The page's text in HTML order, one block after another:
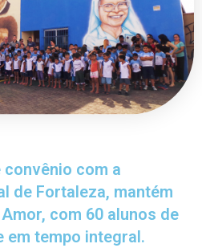
convênio com a
de Fortaleza, mantém
com 60 alunos de
em tempo integral.